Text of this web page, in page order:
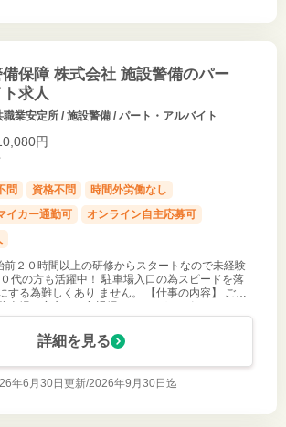
保障 株式会社 施設警備のパー
ト求人
業安定所 / 施設警備 / パート・アルバイト
円
問 資格不問
時間外労働なし
イカー通勤可
オンライン自主応募可
前２０時間以上の研修からスタートなので未経験
代の方も活躍中！ 駐車場入口の為スピードを落
する為難しくあり ません。 【仕事の内容】 ご来
詳細を見る
年6月30日更新/2026年9月30日迄